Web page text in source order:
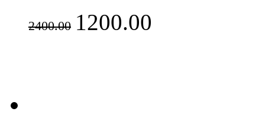
2400.00 1200.00